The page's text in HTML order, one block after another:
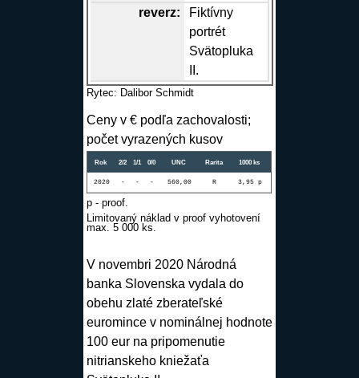
reverz:
Fiktívny
portrét
Svätopluka
II.
Rytec: Dalibor Schmidt
Ceny v € podľa zachovalosti;
počet vyrazených kusov
Rok 2/2 1/1 0/0 UNC Rarita 1000 ks
2020 - - - 560,00 R 3,95 p
p - proof.
Limitovaný náklad v proof vyhotovení
max. 5 000 ks.
V novembri 2020 Národná
banka Slovenska vydala do
obehu zlaté zberateľské
euromincev nominálnej hodnote
100 eur na pripomenutie
nitrianskeho kniežaťa